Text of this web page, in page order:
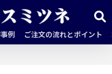
例 ご注文の流れとポイント